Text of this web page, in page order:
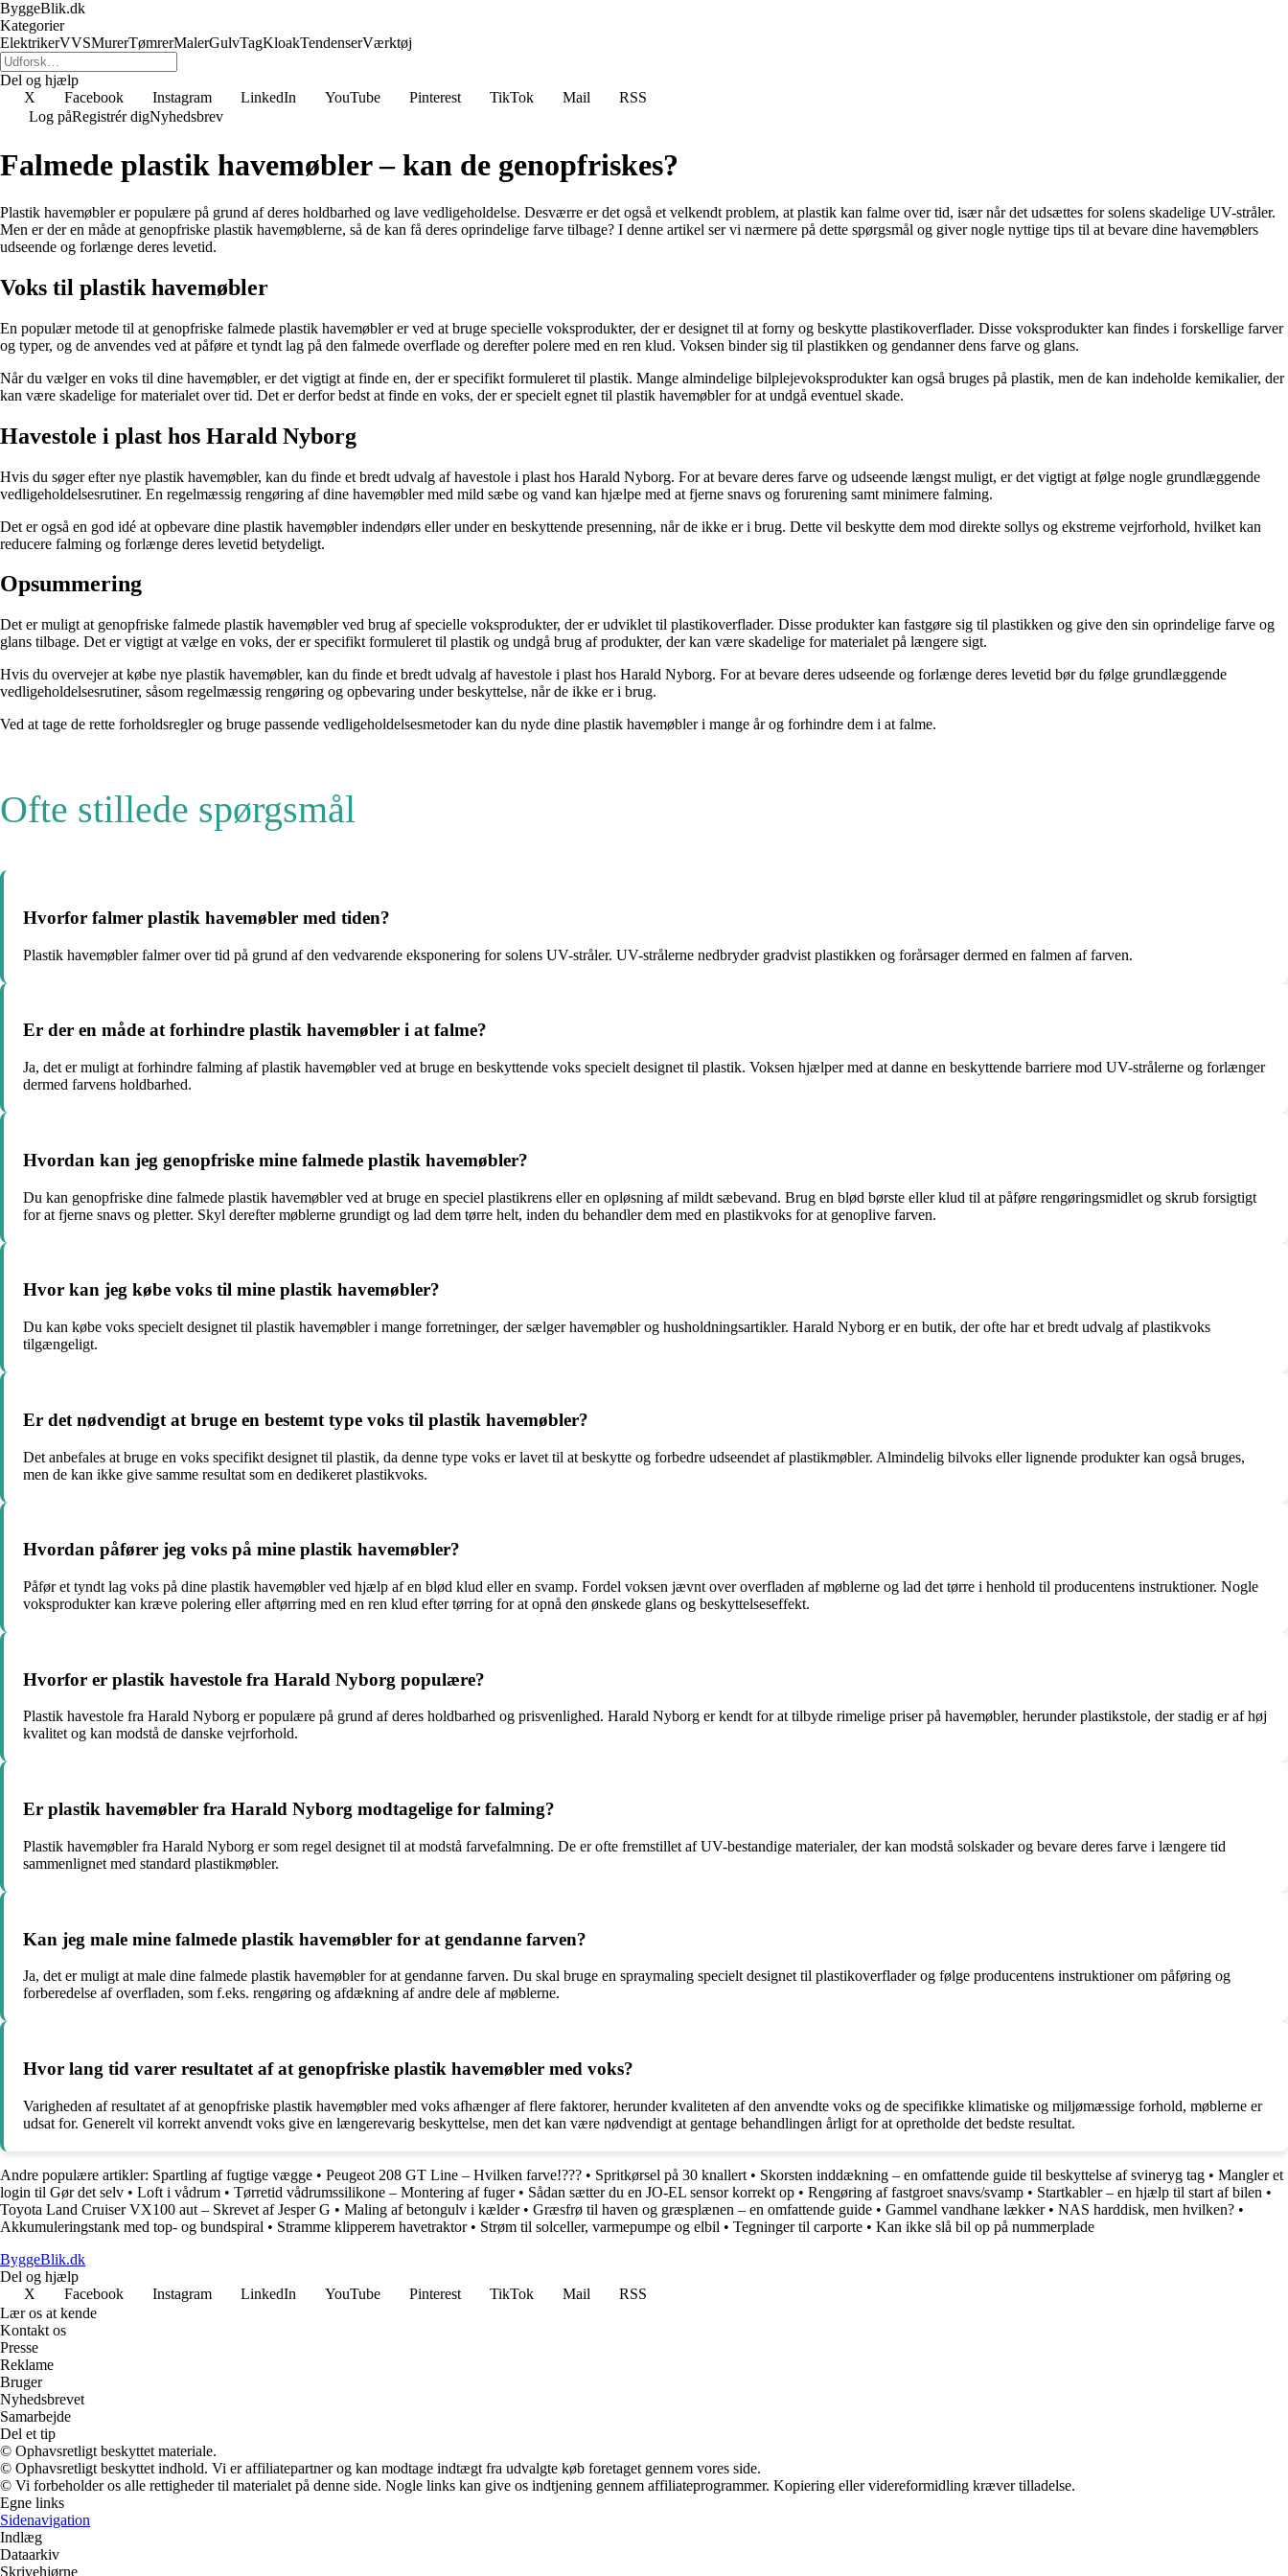
ByggeBlik.dk
Kategorier
ElektrikerVVSMurerTømrerMalerGulvTagKloakTendenserVærktøj
Del og hjælp
X
Facebook Instagram LinkedIn YouTube Pinterest TikTok Mail
RSS
Log påRegistrér digNyhedsbrev
Falmede plastik havemøbler – kan de genopfriskes?
Plastik havemøbler er populære på grund af deres holdbarhed og lave vedligeholdelse. Desværre er det også et velkendt problem, at plastik kan falme over tid, især når det udsættes for solens skadelige UV-stråler.
Men er der en måde at genopfriske plastik havemøblerne, så de kan få deres oprindelige farve tilbage? I denne artikel ser vi nærmere på dette spørgsmål og giver nogle nyttige tips til at bevare dine havemøblers
udseende og forlænge deres levetid.
Voks til plastik havemøbler
En populær metode til at genopfriske falmede plastik havemøbler er ved at bruge specielle voksprodukter, der er designet til at forny og beskytte plastikoverflader. Disse voksprodukter kan findes i forskellige farver
og typer, og de anvendes ved at påføre et tyndt lag på den falmede overflade og derefter polere med en ren klud. Voksen binder sig til plastikken og gendanner dens farve og glans.
Når du vælger en voks til dine havemøbler, er det vigtigt at finde en, der er specifikt formuleret til plastik. Mange almindelige bilplejevoksprodukter kan også bruges på plastik, men de kan indeholde kemikalier, der
kan være skadelige for materialet over tid. Det er derfor bedst at finde en voks, der er specielt egnet til plastik havemøbler for at undgå eventuel skade.
Havestole i plast hos Harald Nyborg
Hvis du søger efter nye plastik havemøbler, kan du finde et bredt udvalg af havestole i plast hos Harald Nyborg. For at bevare deres farve og udseende længst muligt, er det vigtigt at følge nogle grundlæggende
vedligeholdelsesrutiner. En regelmæssig rengøring af dine havemøbler med mild sæbe og vand kan hjælpe med at fjerne snavs og forurening samt minimere falming.
Det er også en god idé at opbevare dine plastik havemøbler indendørs eller under en beskyttende presenning, når de ikke er i brug. Dette vil beskytte dem mod direkte sollys og ekstreme vejrforhold, hvilket kan
reducere falming og forlænge deres levetid betydeligt.
Opsummering
Det er muligt at genopfriske falmede plastik havemøbler ved brug af specielle voksprodukter, der er udviklet til plastikoverflader. Disse produkter kan fastgøre sig til plastikken og give den sin oprindelige farve og
glans tilbage. Det er vigtigt at vælge en voks, der er specifikt formuleret til plastik og undgå brug af produkter, der kan være skadelige for materialet på længere sigt.
Hvis du overvejer at købe nye plastik havemøbler, kan du finde et bredt udvalg af havestole i plast hos Harald Nyborg. For at bevare deres udseende og forlænge deres levetid bør du følge grundlæggende
vedligeholdelsesrutiner, såsom regelmæssig rengøring og opbevaring under beskyttelse, når de ikke er i brug.
Ved at tage de rette forholdsregler og bruge passende vedligeholdelsesmetoder kan du nyde dine plastik havemøbler i mange år og forhindre dem i at falme.
Ofte stillede spørgsmål
Hvorfor falmer plastik havemøbler med tiden?
Plastik havemøbler falmer over tid på grund af den vedvarende eksponering for solens UV-stråler. UV-strålerne nedbryder gradvist plastikken og forårsager dermed en falmen af farven.
Er der en måde at forhindre plastik havemøbler i at falme?
Ja, det er muligt at forhindre falming af plastik havemøbler ved at bruge en beskyttende voks specielt designet til plastik. Voksen hjælper med at danne en beskyttende barriere mod UV-strålerne og forlænger
dermed farvens holdbarhed.
Hvordan kan jeg genopfriske mine falmede plastik havemøbler?
Du kan genopfriske dine falmede plastik havemøbler ved at bruge en speciel plastikrens eller en opløsning af mildt sæbevand. Brug en blød børste eller klud til at påføre rengøringsmidlet og skrub forsigtigt
for at fjerne snavs og pletter. Skyl derefter møblerne grundigt og lad dem tørre helt, inden du behandler dem med en plastikvoks for at genoplive farven.
Hvor kan jeg købe voks til mine plastik havemøbler?
Du kan købe voks specielt designet til plastik havemøbler i mange forretninger, der sælger havemøbler og husholdningsartikler. Harald Nyborg er en butik, der ofte har et bredt udvalg af plastikvoks
tilgængeligt.
Er det nødvendigt at bruge en bestemt type voks til plastik havemøbler?
Det anbefales at bruge en voks specifikt designet til plastik, da denne type voks er lavet til at beskytte og forbedre udseendet af plastikmøbler. Almindelig bilvoks eller lignende produkter kan også bruges,
men de kan ikke give samme resultat som en dedikeret plastikvoks.
Hvordan påfører jeg voks på mine plastik havemøbler?
Påfør et tyndt lag voks på dine plastik havemøbler ved hjælp af en blød klud eller en svamp. Fordel voksen jævnt over overfladen af møblerne og lad det tørre i henhold til producentens instruktioner. Nogle
voksprodukter kan kræve polering eller aftørring med en ren klud efter tørring for at opnå den ønskede glans og beskyttelseseffekt.
Hvorfor er plastik havestole fra Harald Nyborg populære?
Plastik havestole fra Harald Nyborg er populære på grund af deres holdbarhed og prisvenlighed. Harald Nyborg er kendt for at tilbyde rimelige priser på havemøbler, herunder plastikstole, der stadig er af høj
kvalitet og kan modstå de danske vejrforhold.
Er plastik havemøbler fra Harald Nyborg modtagelige for falming?
Plastik havemøbler fra Harald Nyborg er som regel designet til at modstå farvefalmning. De er ofte fremstillet af UV-bestandige materialer, der kan modstå solskader og bevare deres farve i længere tid
sammenlignet med standard plastikmøbler.
Kan jeg male mine falmede plastik havemøbler for at gendanne farven?
Ja, det er muligt at male dine falmede plastik havemøbler for at gendanne farven. Du skal bruge en spraymaling specielt designet til plastikoverflader og følge producentens instruktioner om påføring og
forberedelse af overfladen, som f.eks. rengøring og afdækning af andre dele af møblerne.
Hvor lang tid varer resultatet af at genopfriske plastik havemøbler med voks?
Varigheden af resultatet af at genopfriske plastik havemøbler med voks afhænger af flere faktorer, herunder kvaliteten af den anvendte voks og de specifikke klimatiske og miljømæssige forhold, møblerne er
udsat for. Generelt vil korrekt anvendt voks give en længerevarig beskyttelse, men det kan være nødvendigt at gentage behandlingen årligt for at opretholde det bedste resultat.
Andre populære artikler: Spartling af fugtige vægge • Peugeot 208 GT Line – Hvilken farve!??? • Spritkørsel på 30 knallert • Skorsten inddækning – en omfattende guide til beskyttelse af svineryg tag • Mangler et
login til Gør det selv • Loft i vådrum • Tørretid vådrumssilikone – Montering af fuger• Sådan sætter du en JO-EL sensor korrekt op • Rengøring af fastgroet snavs/svamp • Startkabler – en hjælp til start af bilen •
Toyota Land Cruiser VX100 aut – Skrevet af Jesper G • Maling af betongulv i kælder• Græsfrø til haven og græsplænen – en omfattende guide • Gammel vandhane lækker• NAS harddisk, men hvilken? •
Akkumuleringstank med top- og bundspiral • Stramme klipperem havetraktor• Strøm til solceller, varmepumpe og elbil • Tegninger til carporte • Kan ikke slå bil op på nummerplade
ByggeBlik.dk
Del og hjælp
X
Facebook Instagram LinkedIn YouTube Pinterest TikTok Mail
RSS
Lær os at kende
Kontakt os
Presse
Reklame
Bruger
Nyhedsbrevet
Samarbejde
Del et tip
© Ophavsretligt beskyttet materiale.
© Ophavsretligt beskyttet indhold. Vi er affiliatepartner og kan modtage indtægt fra udvalgte køb foretaget gennem vores side.
© Vi forbeholder os alle rettigheder til materialet på denne side. Nogle links kan give os indtjening gennem affiliateprogrammer. Kopiering eller videreformidling kræver tilladelse.
Egne links
Sidenavigation
Indlæg
Dataarkiv
Skrivehjørne